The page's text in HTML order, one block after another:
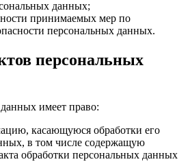
данных;
принимаемых мер по
персональных данных.
персональных
имеет право:
касающуюся обработки его
в том числе содержащую
обработки персональных данных